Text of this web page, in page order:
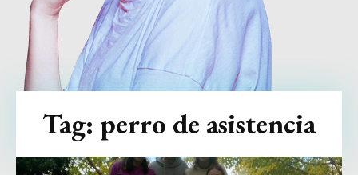
Tag: perro de asistencia